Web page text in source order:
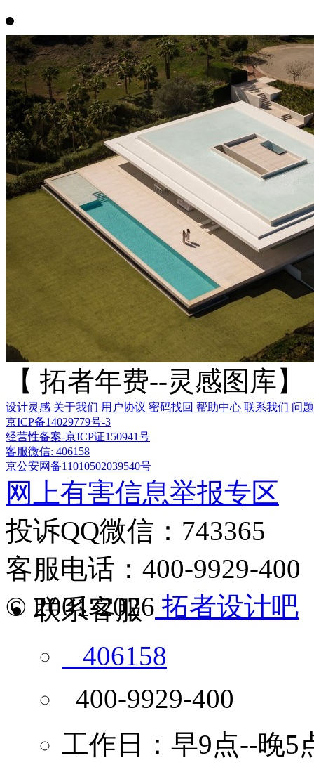
【 拓者年费--灵感图库】
设计灵感 关于我们 用户协议 密码找回 帮助中心 联系我们 问
京ICP备14029779号-3
经营性备案-京ICP证150941号
客服微信: 406158
京公安网备11010502039540号
网上有害信息举报专区
投诉QQ微信：743365
客服电话：400-9929-400
© 2001-2026 拓者设计吧
联系客服
406158
400-9929-400
工作日：早9点--晚5